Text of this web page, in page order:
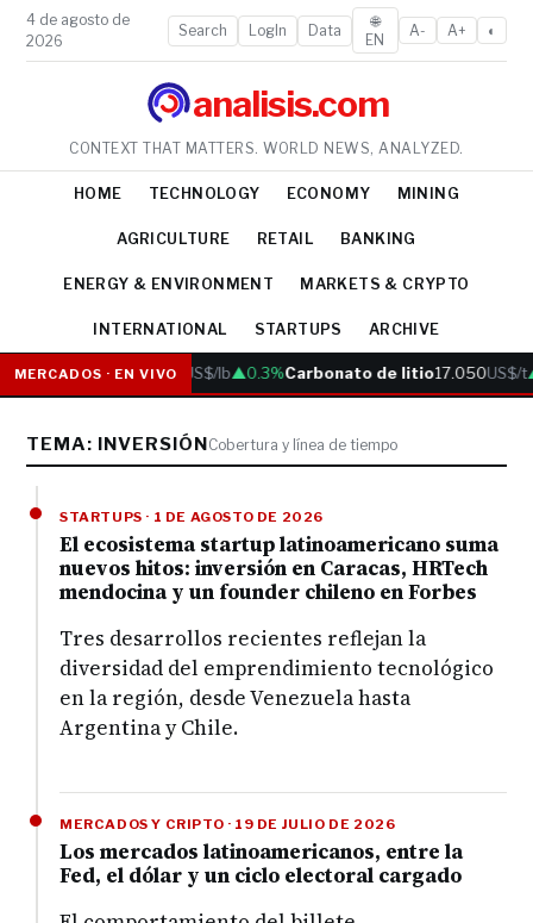
4 de agosto de
2026
Search LogIn Data
🌐
EN
A- A+ ◐
analisis.com
CONTEXT THAT MATTERS. WORLD NEWS, ANALYZED.
HOME TECHNOLOGY ECONOMY MINING
AGRICULTURE RETAIL BANKING
ENERGY & ENVIRONMENT MARKETS & CRYPTO
INTERNATIONAL STARTUPS ARCHIVE
MERCADOS · EN VIVO
Cobre6.05 US$/lb▲0.3%Carbonato de litio17.050US$/t
TEMA: INVERSIÓNCobertura y línea de tiempo
STARTUPS · 1 DE AGOSTO DE 2026
El ecosistema startup latinoamericano suma
nuevos hitos: inversión en Caracas, HRTech
mendocina y un founder chileno en Forbes
Tres desarrollos recientes reflejan la
diversidad del emprendimiento tecnológico
en la región, desde Venezuela hasta
Argentina y Chile.
MERCADOS Y CRIPTO · 19 DE JULIO DE 2026
Los mercados latinoamericanos, entre la
Fed, el dólar y un ciclo electoral cargado